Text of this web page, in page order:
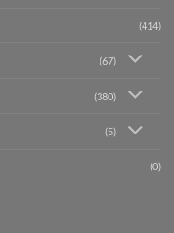
(414)
(67)
(380)
(5)
(0)